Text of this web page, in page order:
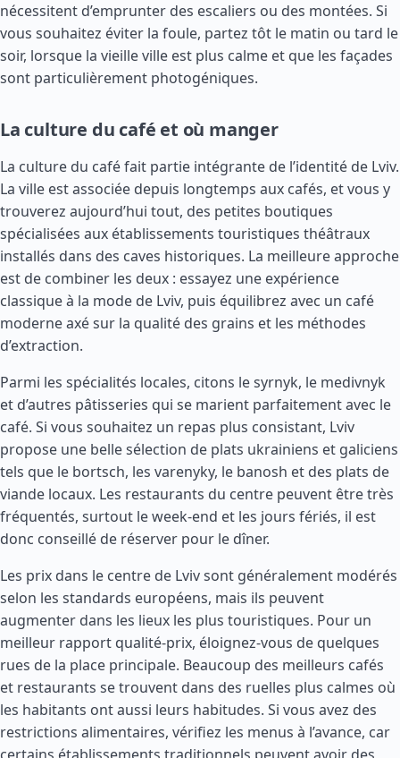
nécessitent d’emprunter des escaliers ou des montées. Si
vous souhaitez éviter la foule, partez tôt le matin ou tard le
soir, lorsque la vieille ville est plus calme et que les façades
sont particulièrement photogéniques.
La culture du café et où manger
La culture du café fait partie intégrante de l’identité de Lviv.
La ville est associée depuis longtemps aux cafés, et vous y
trouverez aujourd’hui tout, des petites boutiques
spécialisées aux établissements touristiques théâtraux
installés dans des caves historiques. La meilleure approche
est de combiner les deux : essayez une expérience
classique à la mode de Lviv, puis équilibrez avec un café
moderne axé sur la qualité des grains et les méthodes
d’extraction.
Parmi les spécialités locales, citons le syrnyk, le medivnyk
et d’autres pâtisseries qui se marient parfaitement avec le
café. Si vous souhaitez un repas plus consistant, Lviv
propose une belle sélection de plats ukrainiens et galiciens
tels que le bortsch, les varenyky, le banosh et des plats de
viande locaux. Les restaurants du centre peuvent être très
fréquentés, surtout le week-end et les jours fériés, il est
donc conseillé de réserver pour le dîner.
Les prix dans le centre de Lviv sont généralement modérés
selon les standards européens, mais ils peuvent
augmenter dans les lieux les plus touristiques. Pour un
meilleur rapport qualité-prix, éloignez-vous de quelques
rues de la place principale. Beaucoup des meilleurs cafés
et restaurants se trouvent dans des ruelles plus calmes où
les habitants ont aussi leurs habitudes. Si vous avez des
restrictions alimentaires, vérifiez les menus à l’avance, car